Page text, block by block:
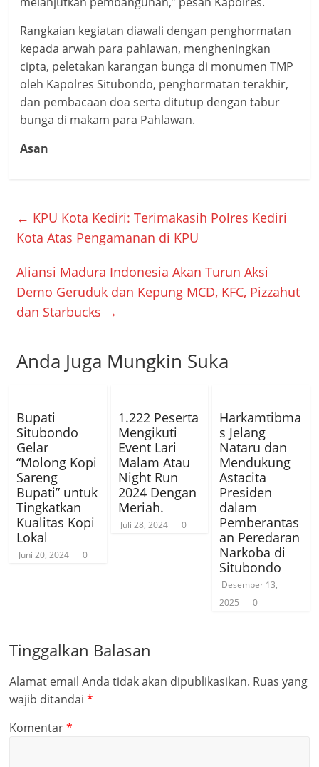
Rangkaian kegiatan diawali dengan penghormatan
kepada arwah para pahlawan, mengheningkan
cipta, peletakan karangan bunga di monumen TMP
oleh Kapolres Situbondo, penghormatan terakhir,
dan pembacaan doa serta ditutup dengan tabur
bunga di makam para Pahlawan.
Asan
← KPU Kota Kediri: Terimakasih Polres Kediri
Kota Atas Pengamanan di KPU
Aliansi Madura Indonesia Akan Turun Aksi
Demo Geruduk dan Kepung MCD, KFC, Pizzahut
dan Starbucks →
Anda Juga Mungkin Suka
Bupati
Situbondo
Gelar
“Molong Kopi
Sareng
Bupati” untuk
Tingkatkan
Kualitas Kopi
Lokal
Juni 20, 2024 0
1.222 Peserta
Mengikuti
Event Lari
Malam Atau
Night Run
2024 Dengan
Meriah.
Juli 28, 2024 0
Harkamtibma
s Jelang
Nataru dan
Mendukung
Astacita
Presiden
dalam
Pemberantas
an Peredaran
Narkoba di
Situbondo
Desember 13,
2025
0
Tinggalkan Balasan
Alamat email Anda tidak akan dipublikasikan. Ruas yang
wajib ditandai*
Komentar*